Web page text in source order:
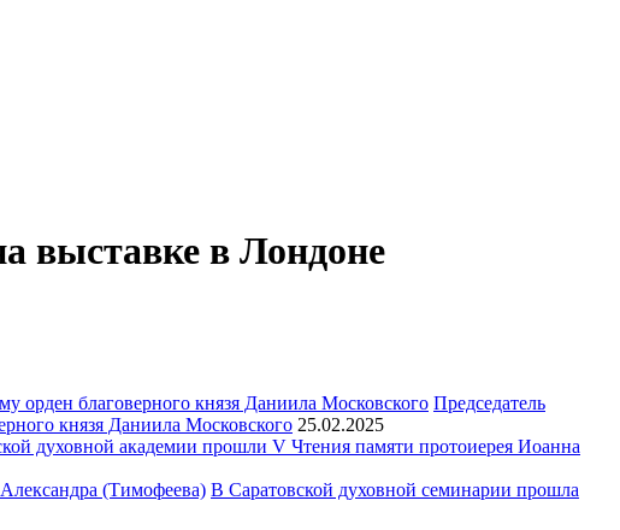
выставке в Лондоне
Председатель
князя Даниила Московского 25.02.2025
духовной академии прошли V Чтения памяти протоиерея Иоанна
В Саратовской духовной семинарии прошла